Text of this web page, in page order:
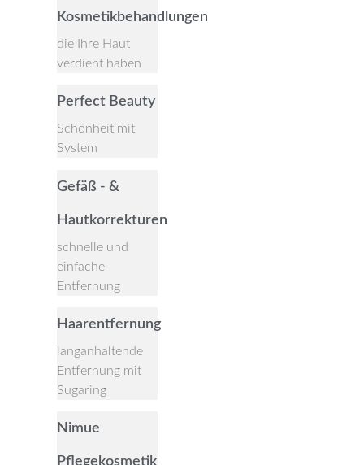
Kosmetikbehandlungen
die Ihre Haut
verdient haben
Perfect Beauty
Schönheit mit
System
Gefäß - &
Hautkorrekturen
schnelle und
einfache
Entfernung
Haarentfernung
langanhaltende
Entfernung mit
Sugaring
Nimue
Pflegekosmetik